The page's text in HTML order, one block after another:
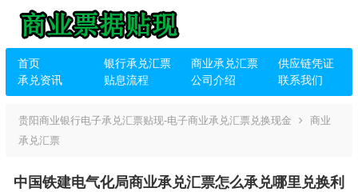
首页 银行承兑汇票 商业承兑汇票
供应链凭证
承兑资讯
贴息流程 公司介绍 联系我们
贵阳商业银行电子承兑汇票贴现-电子商业承兑汇票兑换现金
商业
承兑汇票
中国铁建电气化局商业承兑汇票怎么承兑哪里兑换利